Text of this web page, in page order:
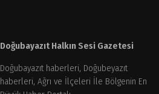
Doğubayazıt Halkın Sesi Gazetesi
Doğubayazıt haberleri, Doğubeyazıt
haberleri, Ağrı ve İlçeleri İle Bölgenin En